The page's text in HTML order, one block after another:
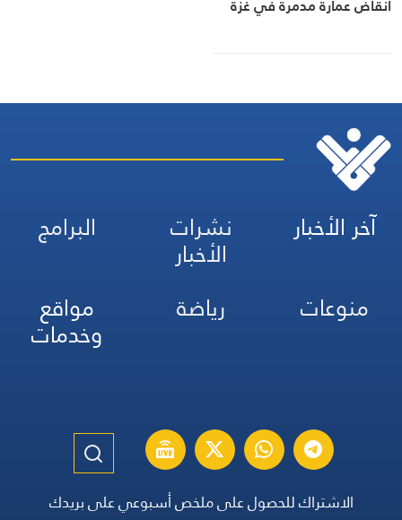
أنقاض عمارة مدمرة في غزة
آخر الأخبار نشرات
الأخبار
البرامج
منوعات
رياضة مواقع
وخدمات
الاشتراك للحصول على ملخص أسبوعي على بريدك